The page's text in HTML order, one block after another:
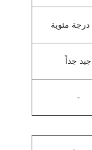
جيد جداً
-